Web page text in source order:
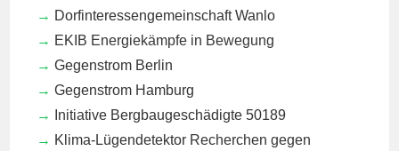
Dorfinteressengemeinschaft Wanlo
EKIB Energiekämpfe in Bewegung
Gegenstrom Berlin
Gegenstrom Hamburg
Initiative Bergbaugeschädigte 50189
Klima-Lügendetektor Recherchen gegen